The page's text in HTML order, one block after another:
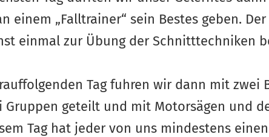
einem „Falltrainer“ sein Bestes geben.
einmal zur Übung der Schnitttechniken
Tag fuhren wir dann mit zwei
Gruppen geteilt und mit Motorsägen und
Tag hat jeder von uns mindestens